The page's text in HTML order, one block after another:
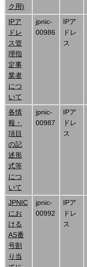
ク用)
IPア
ドレ
ス管
理指
定事
業者
につ
いて
jpnic-
00986
IPア
ドレ
ス
各情
報・
項目
の記
述形
式等
につ
いて
jpnic-
00987
IPア
ドレ
ス
JPNIC
にお
ける
AS番
号割
り当
jpnic-
00992
IPア
ドレ
ス